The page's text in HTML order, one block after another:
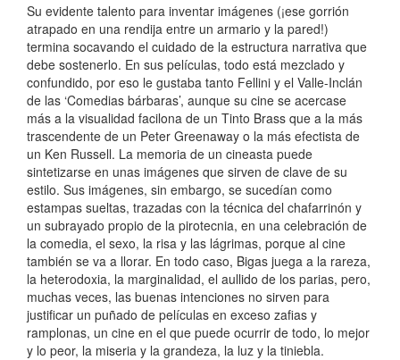
Su evidente talento para inventar imágenes (¡ese gorrión
atrapado en una rendija entre un armario y la pared!)
termina socavando el cuidado de la estructura narrativa que
debe sostenerlo. En sus películas, todo está mezclado y
confundido, por eso le gustaba tanto Fellini y el Valle-Inclán
de las ‘Comedias bárbaras’, aunque su cine se acercase
más a la visualidad facilona de un Tinto Brass que a la más
trascendente de un Peter Greenaway o la más efectista de
un Ken Russell. La memoria de un cineasta puede
sintetizarse en unas imágenes que sirven de clave de su
estilo. Sus imágenes, sin embargo, se sucedían como
estampas sueltas, trazadas con la técnica del chafarrinón y
un subrayado propio de la pirotecnia, en una celebración de
la comedia, el sexo, la risa y las lágrimas, porque al cine
también se va a llorar. En todo caso, Bigas juega a la rareza,
la heterodoxia, la marginalidad, el aullido de los parias, pero,
muchas veces, las buenas intenciones no sirven para
justificar un puñado de películas en exceso zafias y
ramplonas, un cine en el que puede ocurrir de todo, lo mejor
y lo peor, la miseria y la grandeza, la luz y la tiniebla.